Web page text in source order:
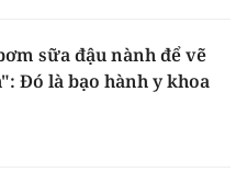
sữa đậu nành để vẽ
Đó là bạo hành y khoa